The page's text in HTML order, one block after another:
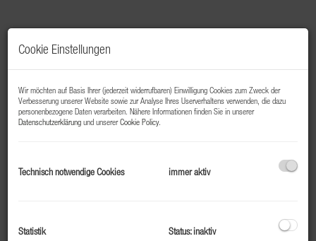
Beschreibung
Direkt neben der Skipiste wird auf einem der letzten
Tiefgarage errichtet. Sie residieren umgeben von viel
Cookie Einstellungen
Wir möchten auf Basis Ihrer (jederzeit widerrufbaren) Einwilligung Cookies zum Zweck der
Verbesserung unserer Website sowie zur Analyse Ihres Userverhaltens verwenden, die dazu
personenbezogene Daten verarbeiten. Nähere Informationen finden Sie in unserer
Datenschutzerklärung und unsererCookie Policy.
Technisch notwendige Cookies immer aktiv
Statistik Status: inaktiv